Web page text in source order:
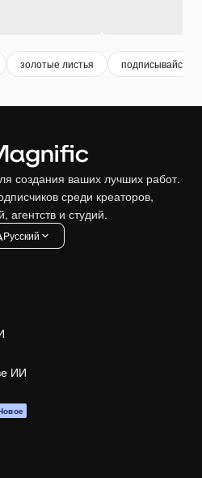
золотые листья подписывайся
создания ваших лучших работ.
среди креаторов,
агентств и студий.
Pусский
ИИ